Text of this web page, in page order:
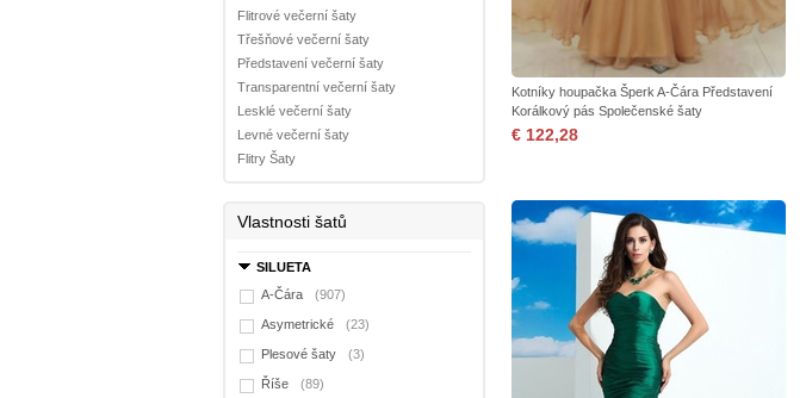
Flitrové večerní šaty
Třešňové večerní šaty
Představení večerní šaty
Transparentní večerní šaty
Lesklé večerní šaty
Levné večerní šaty
Flitry Šaty
Vlastnosti šatů
SILUETA
A-Čára
(907)
Asymetrické (23)
Plesové šaty (3)
Říše (89)
Kotníky houpačka Šperk A-Čára Představení
Korálkový pás Společenské šaty
€ 122,28